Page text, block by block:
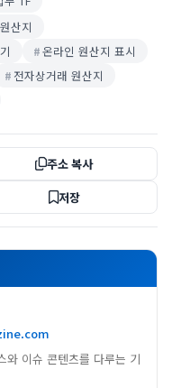
산지
온라인 원산지 표시
전자상거래 원산지
주소 복사
저장
와 이슈 콘텐츠를 다루는 기